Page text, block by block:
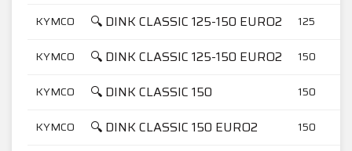
KYMCO 🔍 DINK CLASSIC 125-150 EURO2 125
KYMCO 🔍 DINK CLASSIC 125-150 EURO2 150
KYMCO 🔍 DINK CLASSIC 150 150
KYMCO 🔍 DINK CLASSIC 150 EURO2 150